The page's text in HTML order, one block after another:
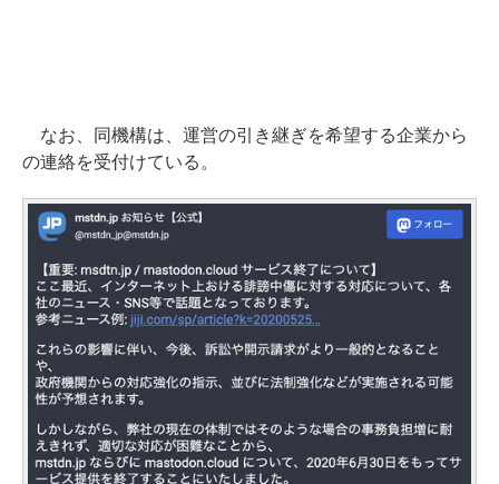
なお、同機構は、運営の引き継ぎを希望する企業から
の連絡を受付けている。